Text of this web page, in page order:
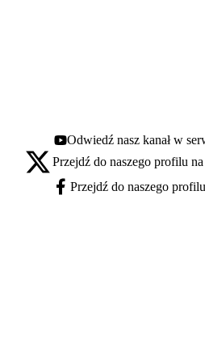
Youtube - otwiera się w nowej karcie
Odwiedź nasz kanał w
X - otwiera się w nowej karcie
Przejdź do naszego profilu
Facebook - otwiera się w nowej karcie
Przejdź do naszego